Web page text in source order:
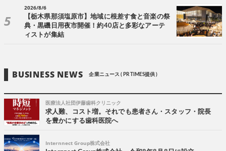
2026/8/6
【栃木県那須塩原市】地域に根差す食と音楽の祭
典・黒磯日用夜市開催！約40店と多彩なアーテ
ィストが集結
BUSINESS NEWS 企業ニュース ( PR TIMES提供 )
医療法人社団伊藤歯科クリニック
求人難、コスト増。それでも患者さん・スタッフ・院長
を豊かにする歯科医院へ
Internnect Group株式会社